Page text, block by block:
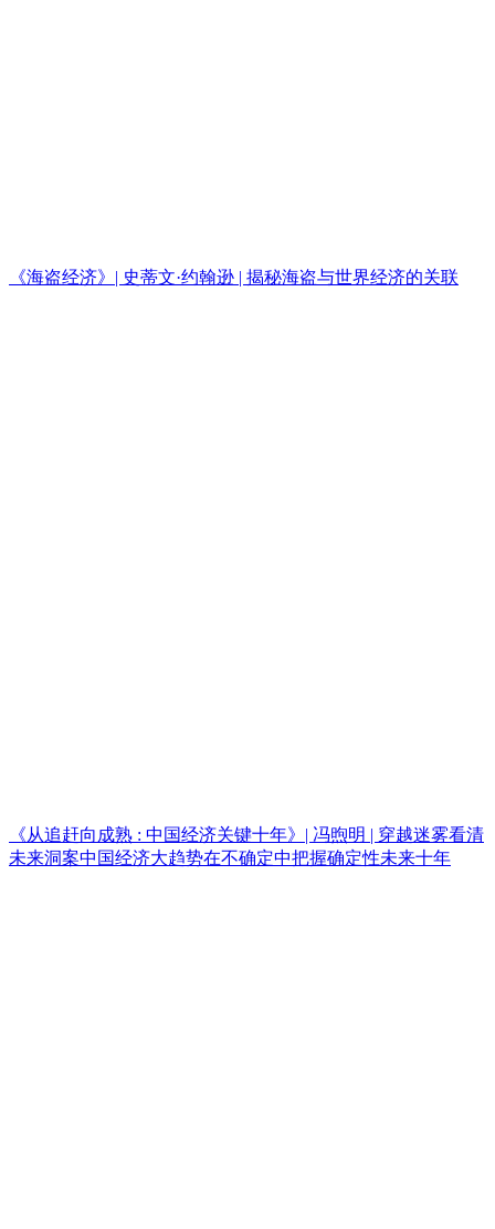
《海盗经济》| 史蒂文·约翰逊 | 揭秘海盗与世界经济的关联
《从追赶向成熟 : 中国经济关键十年》| 冯煦明 | 穿越迷雾看清
未来洞案中国经济大趋势在不确定中把握确定性未来十年